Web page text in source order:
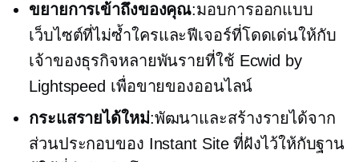
ขยายการเข้าถึงของคุณ:มอบการออกแบบ
เว็บไซต์ที่ไม่ซ้ำใครและฟีเจอร์ที่โดดเด่นให้กับ
เจ้าของธุรกิจหลายพันรายที่ใช้ Ecwid by
Lightspeed เพื่อขายของออนไลน์
กระแสรายได้ใหม่:พัฒนาและสร้างรายได้จาก
ส่วนประกอบของ Instant Site ที่ฝังไว้ให้กับฐาน